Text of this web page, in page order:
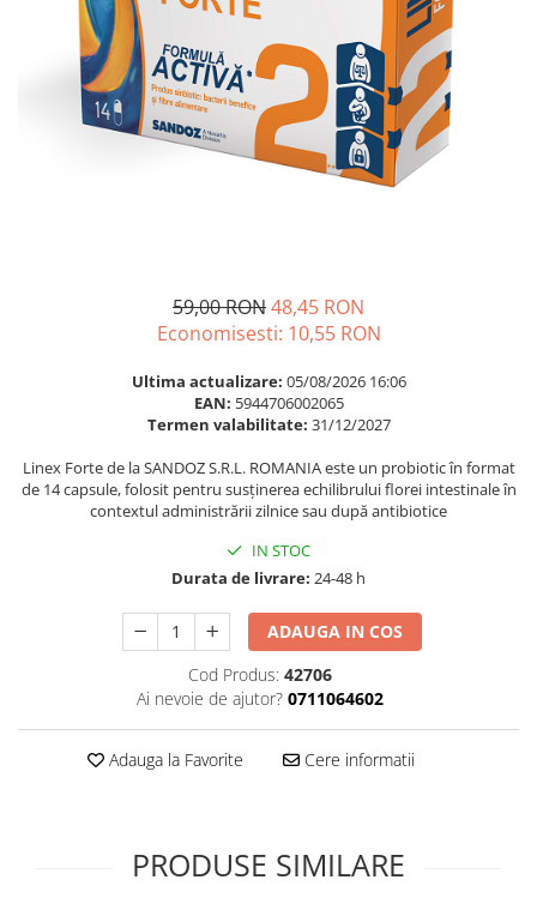
Omega 3
Par si unghii
Probiotice si prebiotice
Somn stres si anxietate
Supliment Complexe
Supliment Vitamina B
Supliment Vitamina C
Supliment Zinc
Tincturi si Gemoderivate
Tuse gat si respiratie
Ingrijire par
Balsam masca si tratament
Produse cu SPF Pentru Fata
Repelenti insecte
59,00 RON48,45 RON
Economisesti: 10,55 RON
Ultima actualizare: 05/08/2026 16:06
EAN: 5944706002065
Termen valabilitate: 31/12/2027
Linex Forte de la SANDOZ S.R.L. ROMANIA este un probiotic în format
de 14 capsule, folosit pentru susținerea echilibrului florei intestinale în
contextul administrării zilnice sau după antibiotice
IN STOC
Durata de livrare: 24-48 h
ADAUGA IN COS
Cod Produs: 42706
Ai nevoie de ajutor? 0711064602
Adauga la Favorite Cere informatii
PRODUSE SIMILARE